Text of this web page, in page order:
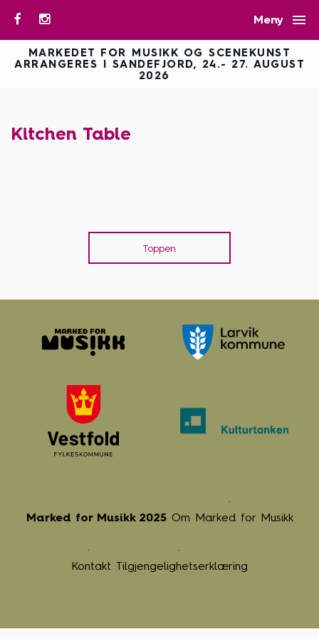
Meny 
MARKEDET FOR MUSIKK OG SCENEKUNST
ARRANGERES I SANDEFJORD, 24.- 27. AUGUST
2026
Kitchen Table
Toppen
Marked for Musikk 2025 Om Marked for Musikk
Kontakt Tilgjengelighetserklæring